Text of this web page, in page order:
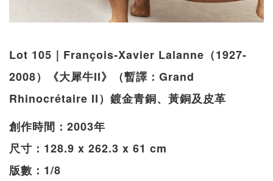
Lot 105｜François-Xavier Lalanne（1927-
2008）《大犀牛II》（暫譯：Grand
Rhinocrétaire II）鍍金青銅、黃銅及皮革
創作時間：2003年
尺寸：128.9 x 262.3 x 61 cm
版數：1/8